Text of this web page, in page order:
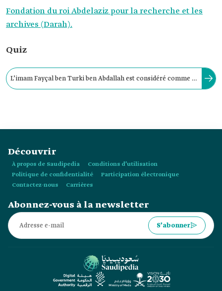
Fondation du roi Abdelaziz pour la recherche et les
archives (Darah).
Quiz
L’imam Fayçal ben Turki ben Abdallah est considéré comme le
Découvrir
À propos de Saudipedia
Conditions d’utilisation
Politique de confidentialité
Participation électronique
Contactez-nous
Carrières
Abonnez-vous à la newsletter
S’abonner